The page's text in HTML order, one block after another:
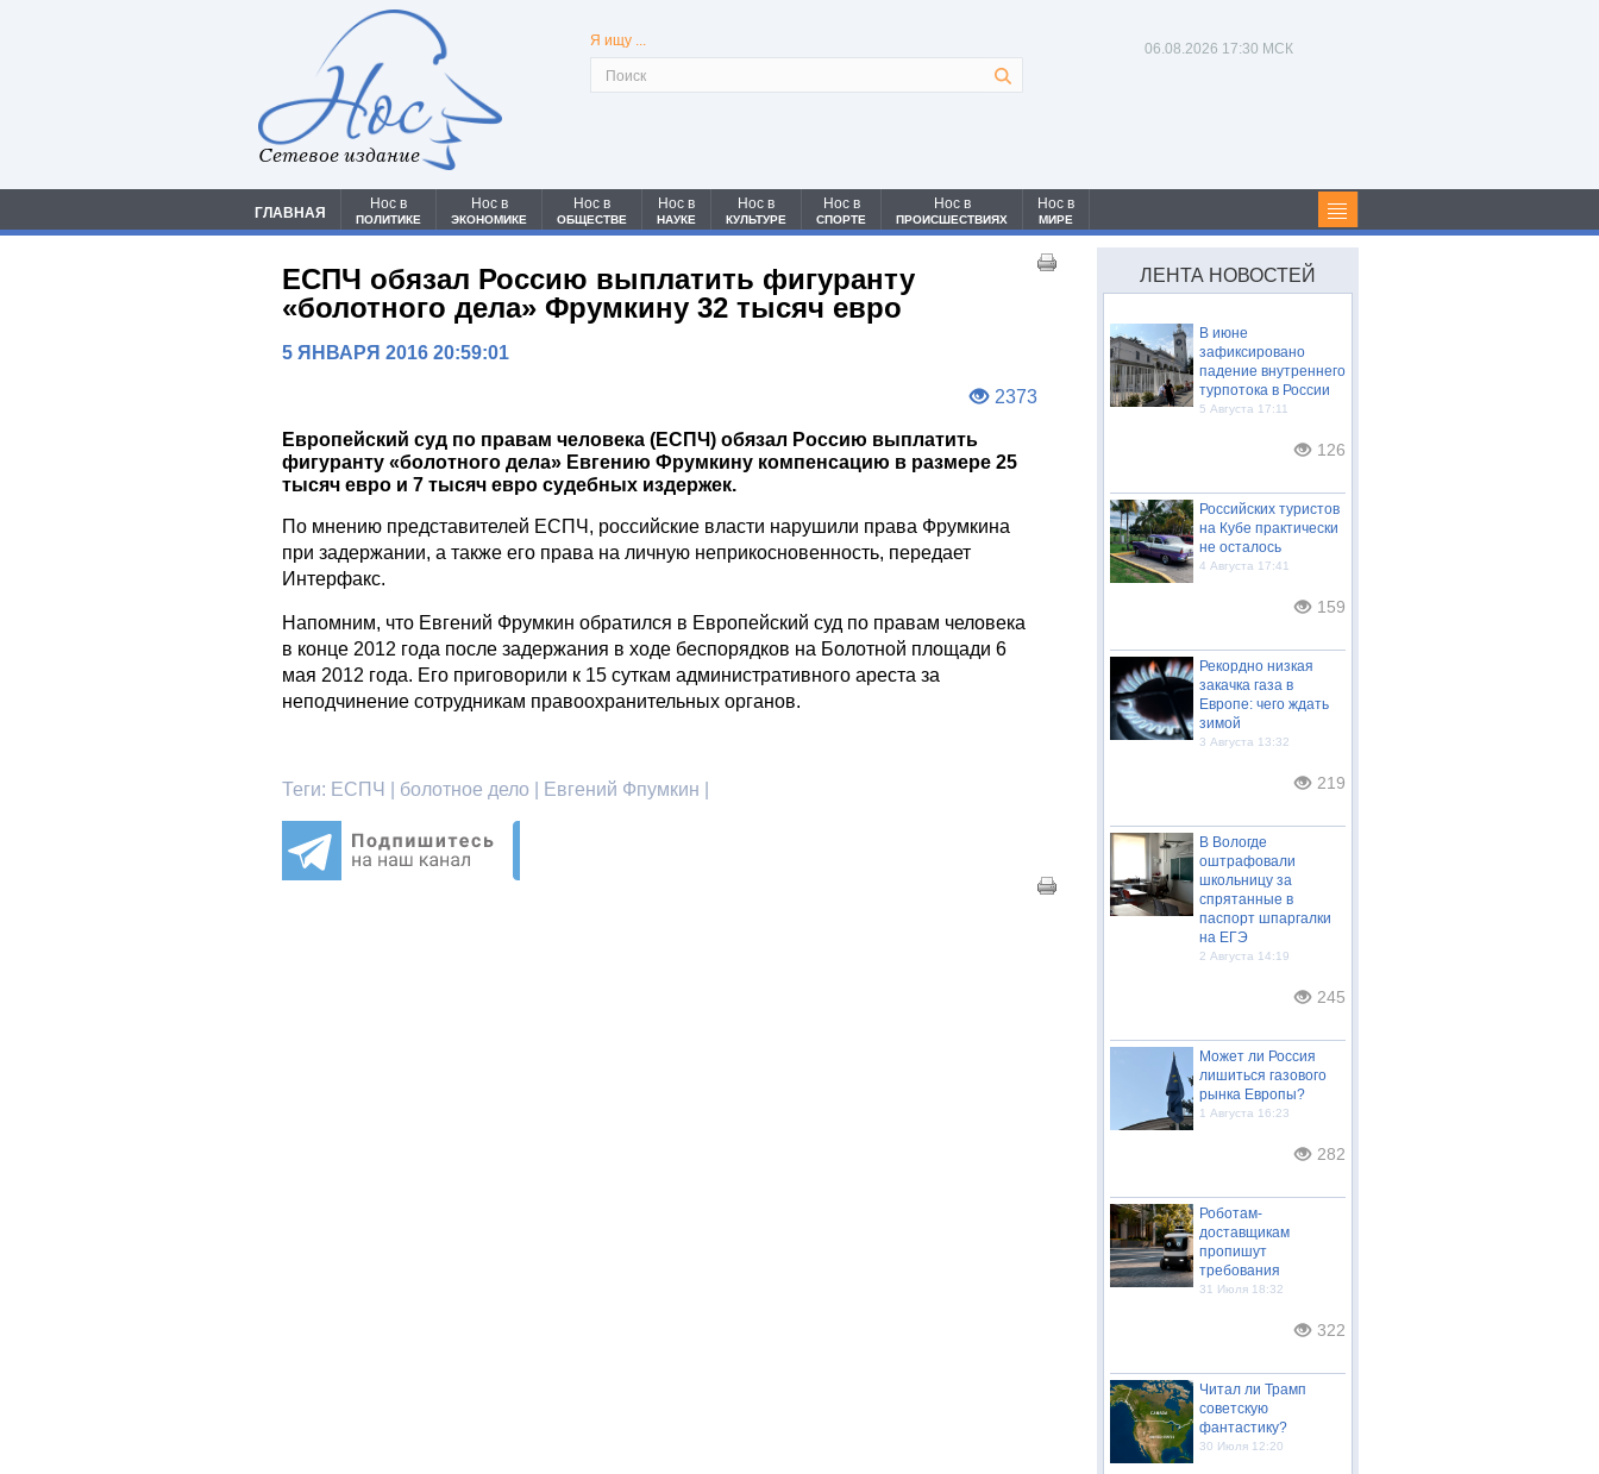
Сетевое издание
Я ищу ... 06.08.2026 17:30 МСК
ГЛАВНАЯ
Нос в
ПОЛИТИКЕ
Нос в
ЭКОНОМИКЕ
Нос в
ОБЩЕСТВЕ
Нос в
НАУКЕ
Нос в
КУЛЬТУРЕ
Нос в
СПОРТЕ
Нос в
ПРОИСШЕСТВИЯХ
Нос в
МИРЕ
ЕСПЧ обязал Россию выплатить фигуранту
«болотного дела» Фрумкину 32 тысяч евро
5 ЯНВАРЯ 2016 20:59:01
2373
Европейский суд по правам человека (ЕСПЧ) обязал Россию выплатить
фигуранту «болотного дела» Евгению Фрумкину компенсацию в размере 25
тысяч евро и 7 тысяч евро судебных издержек.
По мнению представителей ЕСПЧ, российские власти нарушили права Фрумкина
при задержании, а также его права на личную неприкосновенность, передает
Интерфакс.
Напомним, что Евгений Фрумкин обратился в Европейский суд по правам человека
в конце 2012 года после задержания в ходе беспорядков на Болотной площади 6
мая 2012 года. Его приговорили к 15 суткам административного ареста за
неподчинение сотрудникам правоохранительных органов.
Теги: ЕСПЧ | болотное дело | Евгений Фпумкин |
ЛЕНТА НОВОСТЕЙ
В июне
зафиксировано
падение внутреннего
турпотока в России
5 Августа 17:11
126
Российских туристов
на Кубе практически
не осталось
4 Августа 17:41
159
Рекордно низкая
закачка газа в
Европе: чего ждать
зимой
3 Августа 13:32
219
В Вологде
оштрафовали
школьницу за
спрятанные в
паспорт шпаргалки
на ЕГЭ
2 Августа 14:19
245
Может ли Россия
лишиться газового
рынка Европы?
1 Августа 16:23
282
Роботам-
доставщикам
пропишут
требования
31 Июля 18:32
322
Читал ли Трамп
советскую
фантастику?
30 Июля 12:20